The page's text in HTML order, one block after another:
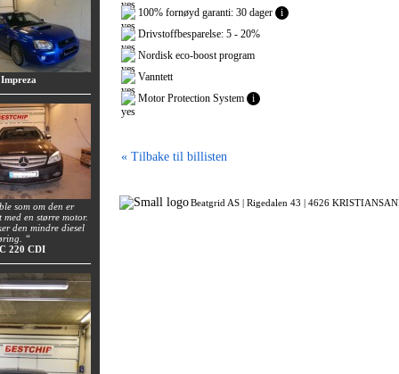
som om den er
en større motor.
den mindre diesel
“
220 CDI
100% fornøyd garanti: 30 dager
i
Drivstoffbesparelse: 5 - 20%
Nordisk eco-boost program
Vanntett
Motor Protection System
i
« Tilbake til billisten
Beatgrid AS | Rigedalen 43 | 4626